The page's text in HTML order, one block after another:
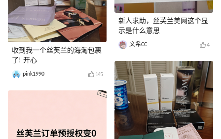
收到我一个丝芙兰的海淘包裹
了! 开心
pink1990 145
新人求助，丝芙兰美网这个显
示是什么意思
文希CC 4